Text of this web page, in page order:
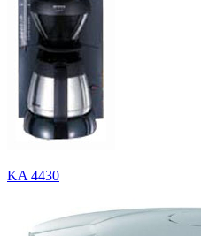
KA 4430